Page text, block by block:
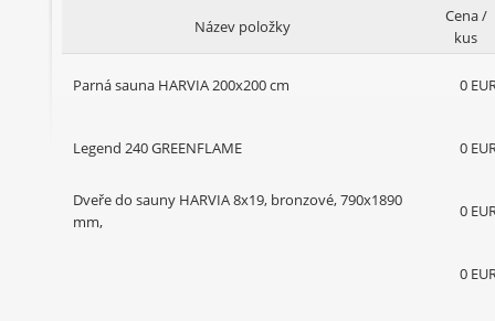
Název položky
Cena /
kus
Parná sauna HARVIA 200x200 cm 0
Legend 240 GREENFLAME 0
Dveře do sauny HARVIA 8x19, bronzové, 790x1890
mm,
0
0